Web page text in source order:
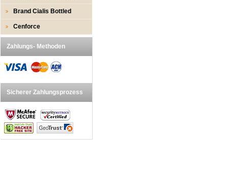
Brand Cialis Bottled
Cenforce
Zahlungs- Methoden
Sicherer Zahlungsprozess